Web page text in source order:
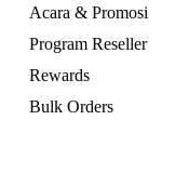
Acara & Promosi
Program Reseller
Rewards
Bulk Orders